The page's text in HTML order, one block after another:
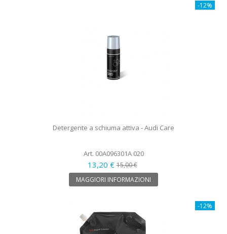
-12%
Detergente a schiuma attiva - Audi Care
Art. 00A096301A 020
13,20 €15,00 €
MAGGIORI INFORMAZIONI
-12%